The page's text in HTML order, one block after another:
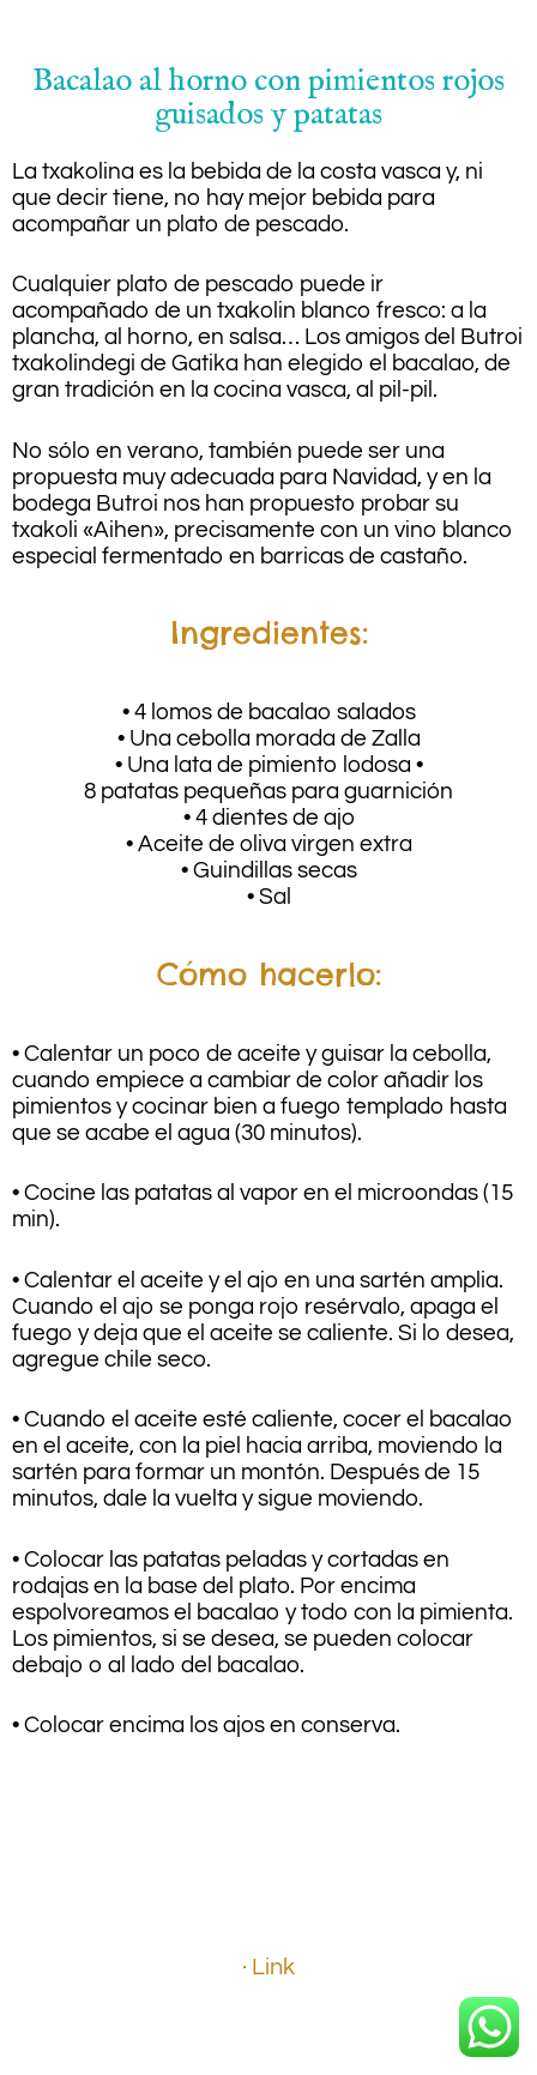
Bacalao al horno con pimientos rojos
guisados ​​y patatas
La txakolina es la bebida de la costa vasca y, ni
que decir tiene, no hay mejor bebida para
acompañar un plato de pescado.
Cualquier plato de pescado puede ir
acompañado de un txakolin blanco fresco: a la
plancha, al horno, en salsa… Los amigos del Butroi
txakolindegi de Gatika han elegido el bacalao, de
gran tradición en la cocina vasca, al pil-pil.
No sólo en verano, también puede ser una
propuesta muy adecuada para Navidad, y en la
bodega Butroi nos han propuesto probar su
txakoli «Aihen», precisamente con un vino blanco
especial fermentado en barricas de castaño.
Ingredientes:
• 4 lomos de bacalao salados
• Una cebolla morada de Zalla
• Una lata de pimiento lodosa •
8 patatas pequeñas para guarnición
• 4 dientes de ajo
• Aceite de oliva virgen extra
• Guindillas secas
• Sal
Cómo hacerlo:
• Calentar un poco de aceite y guisar la cebolla,
cuando empiece a cambiar de color añadir los
pimientos y cocinar bien a fuego templado hasta
que se acabe el agua (30 minutos).
• Cocine las patatas al vapor en el microondas (15
min).
• Calentar el aceite y el ajo en una sartén amplia.
Cuando el ajo se ponga rojo resérvalo, apaga el
fuego y deja que el aceite se caliente. Si lo desea,
agregue chile seco.
• Cuando el aceite esté caliente, cocer el bacalao
en el aceite, con la piel hacia arriba, moviendo la
sartén para formar un montón. Después de 15
minutos, dale la vuelta y sigue moviendo.
• Colocar las patatas peladas y cortadas en
rodajas en la base del plato. Por encima
espolvoreamos el bacalao y todo con la pimienta.
Los pimientos, si se desea, se pueden colocar
debajo o al lado del bacalao.
• Colocar encima los ajos en conserva.
· Link